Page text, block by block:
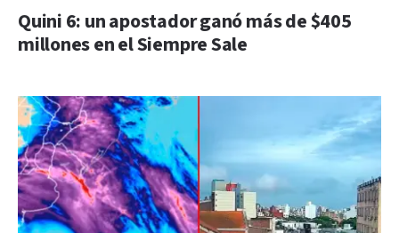
Quini 6: un apostador ganó más de $405
millones en el Siempre Sale